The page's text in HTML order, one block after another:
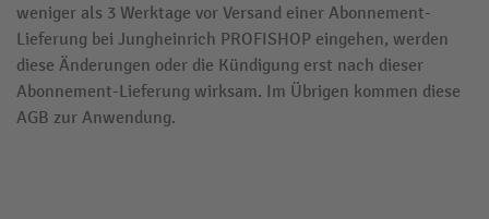
weniger als 3 Werktage vor Versand einer Abonnement-
Lieferung bei Jungheinrich PROFISHOP eingehen, werden
diese Änderungen oder die Kündigung erst nach dieser
Abonnement-Lieferung wirksam. Im Übrigen kommen diese
AGB zur Anwendung.